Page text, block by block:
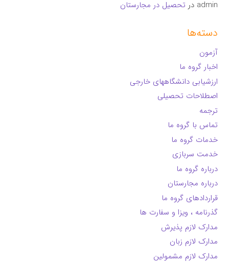
admin در تحصیل در مجارستان
دسته‌ها
آزمون
اخبار گروه ما
ارزشیابی دانشگاههای خارجی
اصطلاحات تحصیلی
ترجمه
تماس با گروه ما
خدمات گروه ما
خدمت سربازی
درباره گروه ما
درباره مجارستان
قراردادهای گروه ما
گذرنامه ، ویزا و سفارت ها
مدارک لازم پذیرش
مدارک لازم زبان
مدارک لازم مشمولین